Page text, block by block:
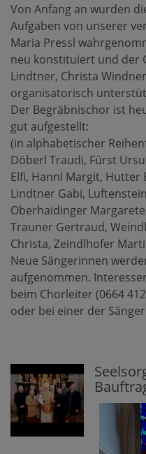
Von Anfang an wurden
Aufgaben von unserer
Maria Pressl
neu konstituiert und der
Lindtner, Christa
organisatorisch
Der Begräbnischor ist
gut aufgestellt:
(in alphabetischer
Döberl Traudi, Fürst
Elfi, Hannl Margit, Hutter
Lindtner Gabi,
Oberhaidinger
Trauner Gertraud,
Christa, Zeindlhofer
Neue Sängerinnen
aufgenommen.
beim Chorleiter (0664
oder bei einer der